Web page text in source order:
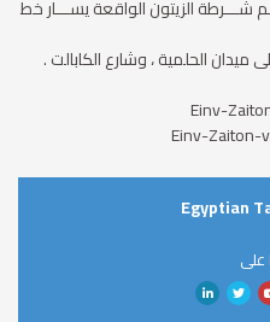
شـــرطة الزيتون الواقعة يســـار خط
ميدان الحلمية ، وشارع الكابالت .
Einv-
Einv-Zaiton-
Egyptian
على